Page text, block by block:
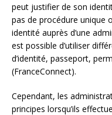
peut justifier de son
pas de procédure unique
identité auprès d’une
est possible d’utiliser
d’identité, passeport,
(FranceConnect).
Cependant, les
principes lorsqu’ils